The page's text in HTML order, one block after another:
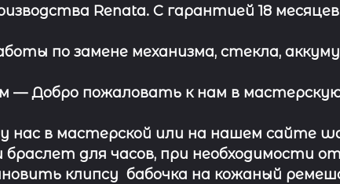
Renata. С гарантией 18
по замене механизма, стекла,
—Добро пожаловать к нам в
у нас в мастерской или на нашем сайте
браслет для часов, при необходимости
клипсу бабочка на кожаный